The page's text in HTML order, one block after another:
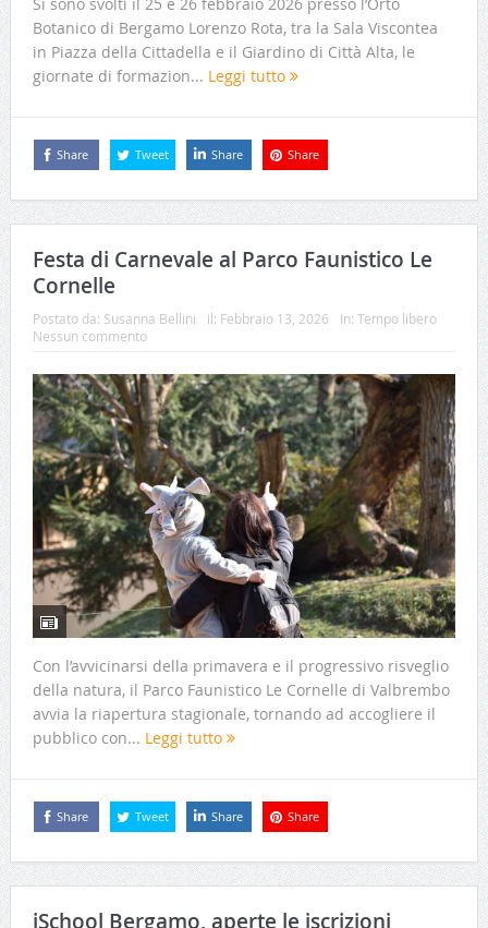
Botanico di Bergamo Lorenzo Rota, tra la Sala Viscontea
in Piazza della Cittadella e il Giardino di Città Alta, le
giornate di formazion... Leggi tutto
Share Tweet Share Share
Festa di Carnevale al Parco Faunistico Le
Cornelle
Postato da: Susanna Bellini il: Febbraio 13, 2026 In: Tempo libero
Nessun commento
Con l’avvicinarsi della primavera e il progressivo risveglio
della natura, il Parco Faunistico Le Cornelle di Valbrembo
avvia la riapertura stagionale, tornando ad accogliere il
pubblico con... Leggi tutto
Share Tweet Share Share
iSchool Bergamo, aperte le iscrizioni